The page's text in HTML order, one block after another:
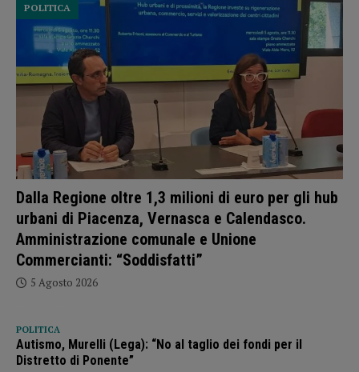
Dalla Regione oltre 1,3 milioni di euro per gli hub
urbani di Piacenza, Vernasca e Calendasco.
Amministrazione comunale e Unione
Commercianti: “Soddisfatti”
POLITICA
5 Agosto 2026
POLITICA
Autismo, Murelli (Lega): “No al taglio dei fondi per il
Distretto di Ponente”